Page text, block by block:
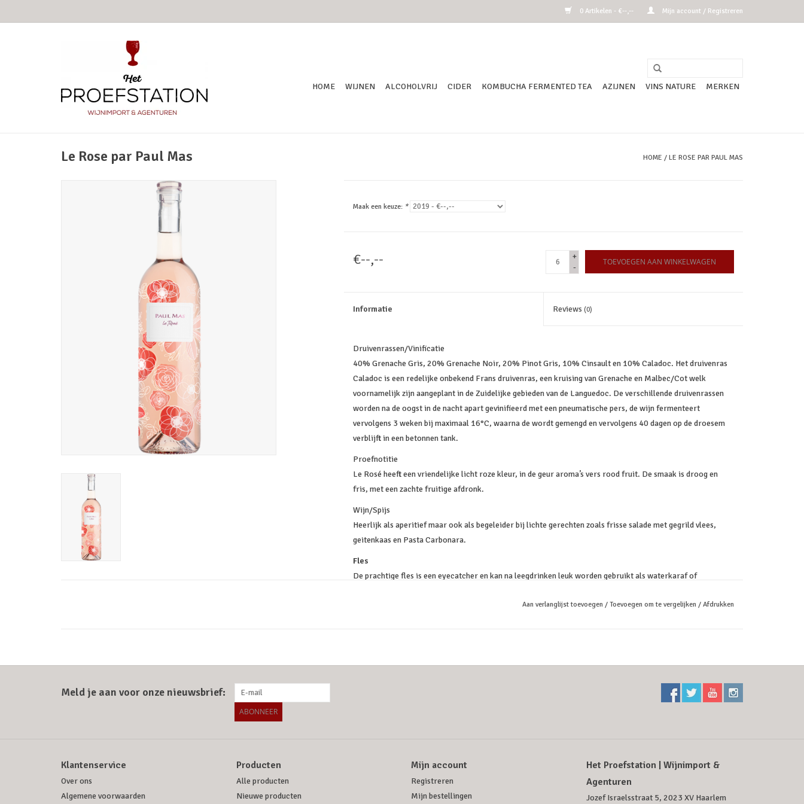
0 Artikelen - €--,-- Mijn account / Registreren
HOME WIJNEN ALCOHOLVRIJ CIDER KOMBUCHA FERMENTED TEA AZIJNEN VINS NATURE MERKEN
Le Rose par Paul Mas HOME / LE ROSE PAR PAUL MAS
Maak een keuze: *
€--,--
+
-
TOEVOEGEN AAN WINKELWAGEN
Informatie Reviews(0)
Druivenrassen/Vinificatie
40% Grenache Gris, 20% Grenache Noir, 20% Pinot Gris, 10% Cinsault en 10% Caladoc. Het druivenras
Caladoc is een redelijke onbekend Frans druivenras, een kruising van Grenache en Malbec/Cot welk
voornamelijk zijn aangeplant in de Zuidelijke gebieden van de Languedoc. De verschillende druivenrassen
worden na de oogst in de nacht apart gevinifieerd met een pneumatische pers, de wijn fermenteert
vervolgens 3 weken bij maximaal 16°C, waarna de wordt gemengd en vervolgens 40 dagen op de droesem
verblijft in een betonnen tank.
Proefnotitie
Le Rosé heeft een vriendelijke licht roze kleur, in de geur aroma’s vers rood fruit. De smaak is droog en
fris, met een zachte fruitige afdronk.
Wijn/Spijs
Heerlijk als aperitief maar ook als begeleider bij lichte gerechten zoals frisse salade met gegrild vlees,
geitenkaas en Pasta Carbonara.
Fles
De prachtige fles is een eyecatcher en kan na leegdrinken leuk worden gebruikt als waterkaraf of
Aan verlanglijst toevoegen / Toevoegen om te vergelijken / Afdrukken
Meld je aan voor onze nieuwsbrief:
ABONNEER
Klantenservice
Over ons
Algemene voorwaarden
Producten
Alle producten
Nieuwe producten
Mijn account
Registreren
Mijn bestellingen
Het Proefstation | Wijnimport &
Agenturen
Jozef Israelsstraat 5, 2023 XV Haarlem